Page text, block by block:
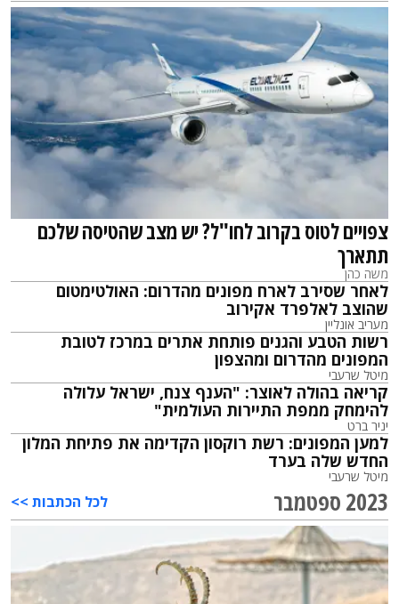
צפויים לטוס בקרוב לחו"ל? יש מצב שהטיסה שלכם
תתארך
משה כהן
לאחר שסירב לארח מפונים מהדרום: האולטימטום
שהוצב לאלפרד אקירוב
מעריב אונליין
רשות הטבע והגנים פותחת אתרים במרכז לטובת
המפונים מהדרום ומהצפון
מיטל שרעבי
קריאה בהולה לאוצר: "הענף צנח, ישראל עלולה
להימחק ממפת התיירות העולמית"
יניר ברט
למען המפונים: רשת רוקסון הקדימה את פתיחת המלון
החדש שלה בערד
מיטל שרעבי
2023 ספטמבר לכל הכתבות >>